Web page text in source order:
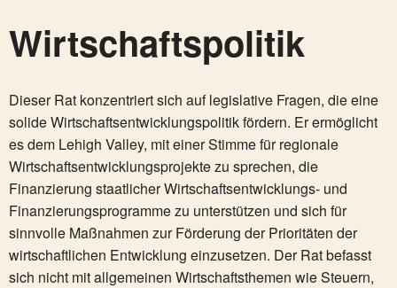
Wirtschaftspolitik
Dieser Rat konzentriert sich auf legislative Fragen, die eine
solide Wirtschaftsentwicklungspolitik fördern. Er ermöglicht
es dem Lehigh Valley, mit einer Stimme für regionale
Wirtschaftsentwicklungsprojekte zu sprechen, die
Finanzierung staatlicher Wirtschaftsentwicklungs- und
Finanzierungsprogramme zu unterstützen und sich für
sinnvolle Maßnahmen zur Förderung der Prioritäten der
wirtschaftlichen Entwicklung einzusetzen. Der Rat befasst
sich nicht mit allgemeinen Wirtschaftsthemen wie Steuern,